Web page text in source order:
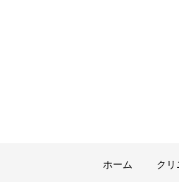
ホーム クリ